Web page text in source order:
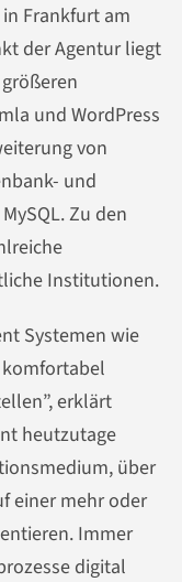
Frankfurt am
der Agentur liegt
und WordPress
von
und
Zu den
Institutionen.
Systemen wie
erklärt
heutzutage
über
einer mehr oder
Immer
digital